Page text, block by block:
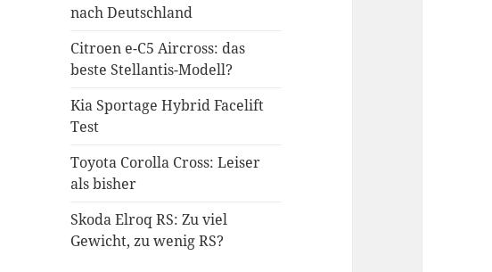
nach Deutschland
Citroen e-C5 Aircross: das
beste Stellantis-Modell?
Kia Sportage Hybrid Facelift
Test
Toyota Corolla Cross: Leiser
als bisher
Skoda Elroq RS: Zu viel
Gewicht, zu wenig RS?